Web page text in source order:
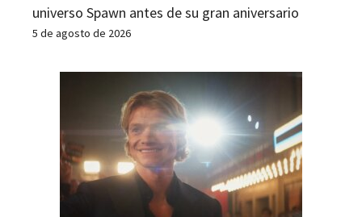
universo Spawn antes de su gran aniversario
5 de agosto de 2026